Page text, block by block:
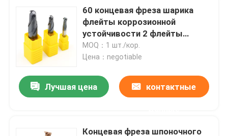
60 концевая фреза шарика
флейты коррозионной
устойчивости 2 флейты
торцевой фрезы носа шарика
карбида градусов
MOQ：1 шт./кор.
Цена：negotiable
Лучшая цена контактные
Концевая фреза шпоночного